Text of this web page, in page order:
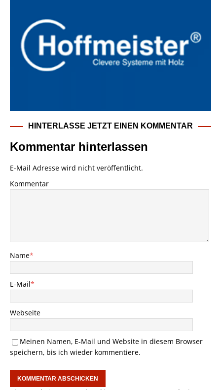
HINTERLASSE JETZT EINEN KOMMENTAR
Kommentar hinterlassen
E-Mail Adresse wird nicht veröffentlicht.
Kommentar
Name*
E-Mail*
Webseite
Meinen Namen, E-Mail und Website in diesem Browser
speichern, bis ich wieder kommentiere.